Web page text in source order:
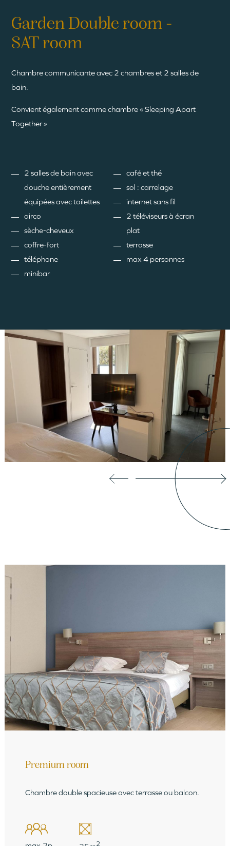
Garden Double room -
SAT room
Chambre communicante avec 2 chambres et 2 salles de
bain.
Convient également comme chambre « Sleeping Apart
Together »
2 salles de bain avec
douche entièrement
équipées avec toilettes
airco
sèche-cheveux
coffre-fort
téléphone
minibar
café et thé
sol : carrelage
internet sans fil
2 téléviseurs à écran
plat
terrasse
max 4 personnes
Premium room
Chambre double spacieuse avec terrasse ou balcon.
2